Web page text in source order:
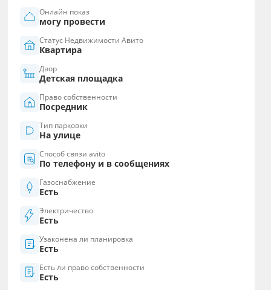
Онлайн показ
могу провести
Статус Недвижимости Авито
Квартира
Двор
Детская площадка
Право собственности
Посредник
Тип парковки
На улице
Способ связи avito
По телефону и в сообщениях
Газоснабжение
Есть
Электричество
Есть
Узаконена ли планировка
Есть
Есть ли право собственности
Есть